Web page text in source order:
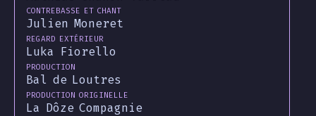
→ St Johann in Tyroll (Autriche)
le 23/04/2025
→ Wien (Autriche)
le 22/04/2025
→ Sankt Pölten (Autriche)
le 22/03/2025
Contrebasse et chant
Julien Moneret
Regard extérieur
Luka Fiorello
Production
Bal de Loutres
Production originelle
La Dôze Compagnie